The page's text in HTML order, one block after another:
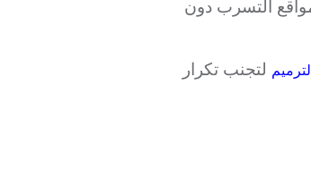
التسرب دون
لتجنب تكرار